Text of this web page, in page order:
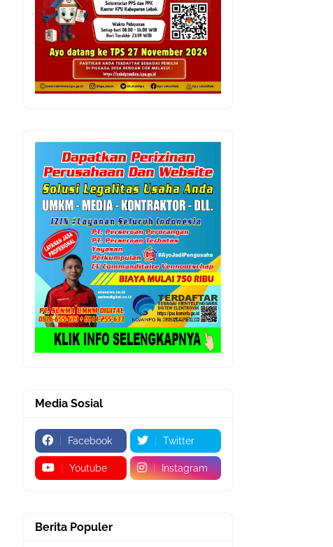
Media Sosial
Facebook Twitter
Youtube Instagram
Berita Populer